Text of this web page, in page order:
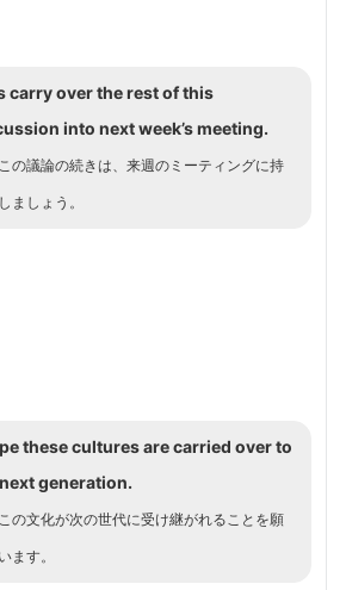
carry over the rest of this
into next week’s meeting.
この議論の続きは、来週のミーティングに持
ましょう。
these cultures are carried over to
generation.
この文化が次の世代に受け継がれることを願
ます。